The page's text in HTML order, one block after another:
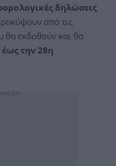
δηλώσεις
από τις
θα εκδοθούν και θα
έως την 28η